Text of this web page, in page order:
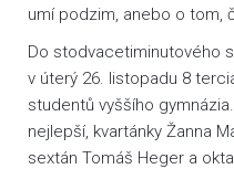
umí podzim, anebo o tom,
Do stodvacetiminutového
v úterý 26. listopadu 8
studentů vyššího
nejlepší, kvartánky Žanna
sextán Tomáš Heger a